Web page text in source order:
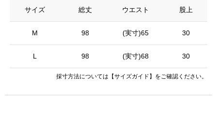
サイズ
M
L
総丈 ウエスト 股上
98 (実寸)65 30
98 (実寸)68 30
採寸方法については 【サイズガイド】 をご確認ください。